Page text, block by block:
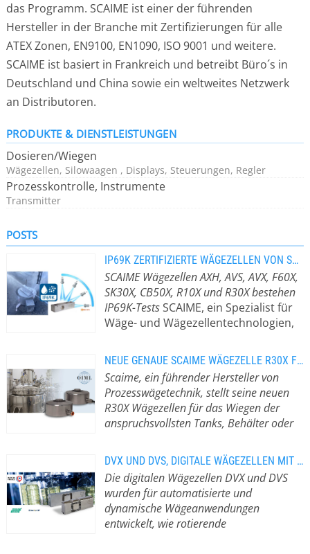
das Programm. SCAIME ist einer der führenden
Hersteller in der Branche mit Zertifizierungen für alle
ATEX Zonen, EN9100, EN1090, ISO 9001 und weitere.
SCAIME ist basiert in Frankreich und betreibt Büro´s in
Deutschland und China sowie ein weltweites Netzwerk
an Distributoren.
PRODUKTE & DIENSTLEISTUNGEN
Dosieren/Wiegen
Wägezellen, Silowaagen , Displays, Steuerungen, Regler
Prozesskontrolle, Instrumente
Transmitter
POSTS
IP69K ZERTIFIZIERTE WÄGEZELLEN VON SCAIME
SCAIME Wägezellen AXH, AVS, AVX, F60X,
SK30X, CB50X, R10X und R30X bestehen
IP69K-TestsSCAIME, ein Spezialist für
Wäge- und Wägezellentechnologien,
seiner Wägezellen die IP69K-
Schutzprüfungen bestanden haben.
Diese Zertifizierung, die nach
strengen Tests durch ein
unabhängiges Prüflabor erteilt wurde,
bescheinigt die Robustheit und
anspruchsvollsten Umgebungen. Was
ist die IP69K-Zertifizierung? IP69K ist
eine der höchsten Schutzklassen der
Wasserdichtigkeitsnormen, die für
industrielle Umgebungen mit
NEUE GENAUE SCAIME WÄGEZELLE R30X FÜR TANKS, BEHÄLTER UND SILO
Scaime, ein führender Hersteller von
Prozesswägetechnik, stellt seine neuen
R30X Wägezellen für das Wiegen der
anspruchsvollsten Tanks, Behälter oder
von Prozesswägetechnik, stellt seine
neue R30X-Serie von Wägezellen vor.
Die R30X wurde für das Wiegen der
anspruchsvollsten Tanks, Behälter
oder Silos entwickelt und bietet eine
nach OIML zertifizierte
DVX UND DVS, DIGITALE WÄGEZELLEN MIT INDUSTRIAL-ETHERNET-KONNEKTIVITÄT
Die digitalen Wägezellen DVX und DVS
wurden für automatisierte und
dynamische Wägeanwendungen
entwickelt, wie rotierende